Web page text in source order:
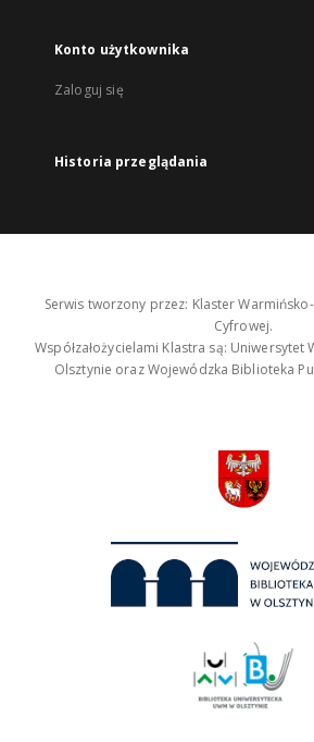
Konto użytkownika
Zaloguj się
Historia przeglądania
Serwis tworzony przez: Klaster
Cyfrowej.
Współzałożycielami Klastra są: Uniwersytet
Olsztynie oraz Wojewódzka Biblioteka